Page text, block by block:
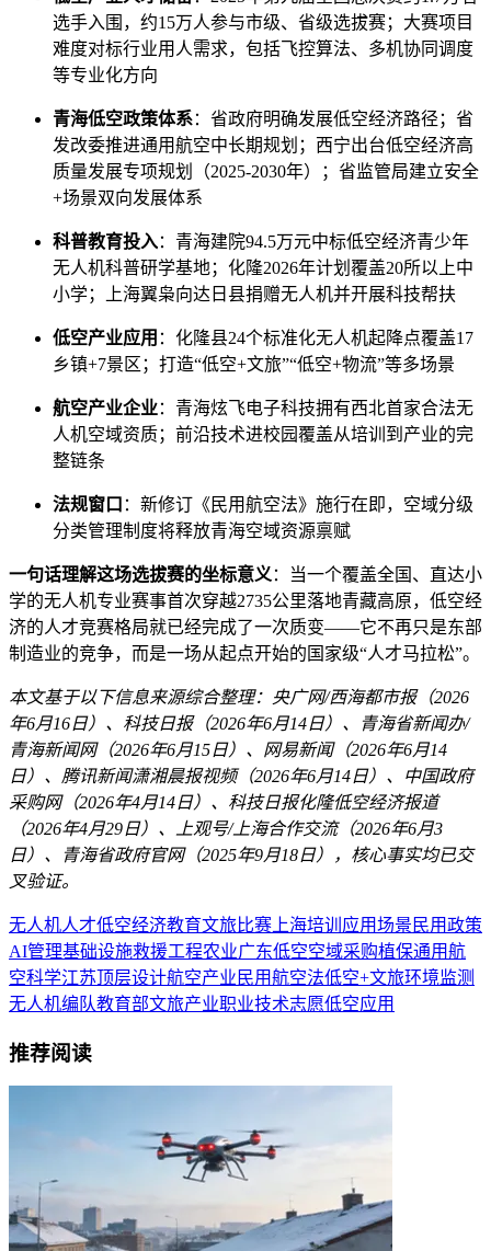
选手入围，约15万人参与市级、省级选拔赛；大赛项目
难度对标行业用人需求，包括飞控算法、多机协同调度
等专业化方向
青海低空政策体系：省政府明确发展低空经济路径；省
发改委推进通用航空中长期规划；西宁出台低空经济高
质量发展专项规划（2025-2030年）；省监管局建立安全
+场景双向发展体系
科普教育投入：青海建院94.5万元中标低空经济青少年
无人机科普研学基地；化隆2026年计划覆盖20所以上中
小学；上海翼枭向达日县捐赠无人机并开展科技帮扶
低空产业应用 ：化隆县24个标准化无人机起降点覆盖17
乡镇+7景区；打造“低空+文旅”“低空+物流”等多场景
航空产业企业：青海炫飞电子科技拥有西北首家合法无
人机空域资质；前沿技术进校园覆盖从培训到产业的完
整链条
法规窗口 ：新修订《民用航空法》施行在即，空域分级
分类管理制度将释放青海空域资源禀赋
一句话理解这场选拔赛的坐标意义 ：当一个覆盖全国、直达小
学的无人机专业赛事首次穿越2735公里落地青藏高原，低空经
济的人才竞赛格局就已经完成了一次质变——它不再只是东部
制造业的竞争，而是一场从起点开始的国家级“人才马拉松”。
本文基于以下信息来源综合整理：央广网/西海都市报（2026
年6月16日）、科技日报（2026年6月14日）、青海省新闻办/
青海新闻网（2026年6月15日）、网易新闻（2026年6月14
日）、腾讯新闻潇湘晨报视频（2026年6月14日）、中国政府
采购网（2026年4月14日）、科技日报化隆低空经济报道
（2026年4月29日）、上观号/上海合作交流（2026年6月3
日）、青海省政府官网（2025年9月18日），核心事实均已交
叉验证。
无人机人才低空经济教育文旅比赛 上海培训 应用场景 民用政策
AI管理基础设施救援工程农业广东低空空域采购植保通用航
空科学江苏顶层设计航空产业 民用航空法低空+文旅环境监测
无人机编队教育部文旅产业职业技术志愿低空应用
推荐阅读